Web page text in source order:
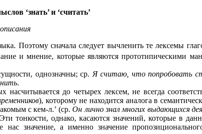
‘знать’ и ‘считать’
Поэтому сначала следует вычленить те лексемы
и мнение, которые являются прототипическими
однозначны; ср. Я считаю, что попробовать
.
насчитывается до четырех лексем, не всегда
), которому не находится аналога в
с кем-л.’ (ср.Он лично знал многих выдающихся
тонкости, однако, касаются значений, которые в
нас значение, а именно значение